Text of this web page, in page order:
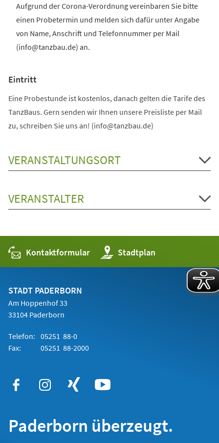
Aufgrund der Corona-Verordnung vereinbaren Sie bitte
einen Probetermin und melden sich dafür unter Angabe
von Name, Anschrift und Telefonnummer per Mail
(info@tanzbau.de) an.
Eintritt
Eine Probestunde ist kostenlos, danach gelten die Tarife des
TanzBaus. Gern senden wir Ihnen unsere Preisliste per Mail
zu, schreiben Sie uns an! (info@tanzbau.de)
VERANSTALTUNGSORT
VERANSTALTER
Kontaktformular Stadtplan
(Öffnet
in
einem
STADT PADERBORN
Am Hoppenhof 33
33104 Paderborn
Telefon: 05251 88-0
Fax:
05251 88-2000
Paderborn überzeugt.